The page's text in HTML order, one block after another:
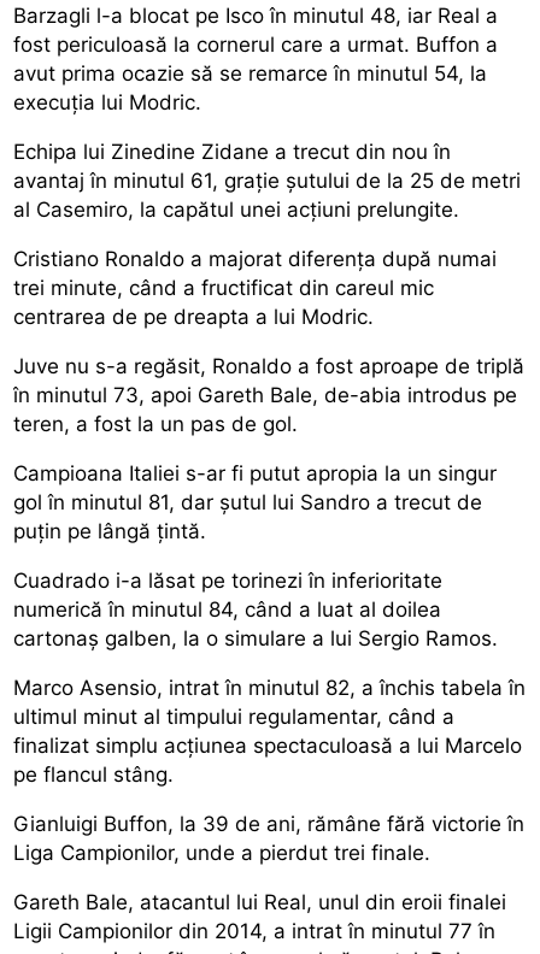
Barzagli l-a blocat pe Isco în minutul 48, iar Real a
fost periculoasă la cornerul care a urmat. Buffon a
avut prima ocazie să se remarce în minutul 54, la
execuția lui Modric.
Echipa lui Zinedine Zidane a trecut din nou în
avantaj în minutul 61, grație șutului de la 25 de metri
al Casemiro, la capătul unei acțiuni prelungite.
Cristiano Ronaldo a majorat diferența după numai
trei minute, când a fructificat din careul mic
centrarea de pe dreapta a lui Modric.
Juve nu s-a regăsit, Ronaldo a fost aproape de triplă
în minutul 73, apoi Gareth Bale, de-abia introdus pe
teren, a fost la un pas de gol.
Campioana Italiei s-ar fi putut apropia la un singur
gol în minutul 81, dar șutul lui Sandro a trecut de
puțin pe lângă țintă.
Cuadrado i-a lăsat pe torinezi în inferioritate
numerică în minutul 84, când a luat al doilea
cartonaș galben, la o simulare a lui Sergio Ramos.
Marco Asensio, intrat în minutul 82, a închis tabela în
ultimul minut al timpului regulamentar, când a
finalizat simplu acțiunea spectaculoasă a lui Marcelo
pe flancul stâng.
Gianluigi Buffon, la 39 de ani, rămâne fără victorie în
Liga Campionilor, unde a pierdut trei finale.
Gareth Bale, atacantul lui Real, unul din eroii finalei
Ligii Campionilor din 2014, a intrat în minutul 77 în